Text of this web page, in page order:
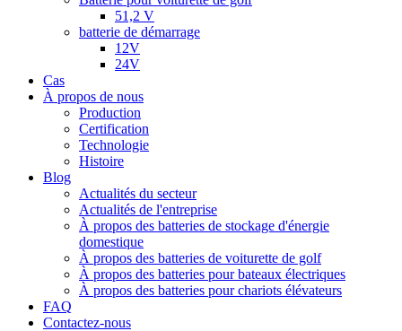
51,2 V
batterie de démarrage
12V
24V
Cas
À propos de nous
Production
Certification
Technologie
Histoire
Blog
Actualités du secteur
Actualités de l'entreprise
À propos des batteries de stockage d'énergie
domestique
À propos des batteries de voiturette de golf
À propos des batteries pour bateaux électriques
À propos des batteries pour chariots élévateurs
FAQ
Contactez-nous